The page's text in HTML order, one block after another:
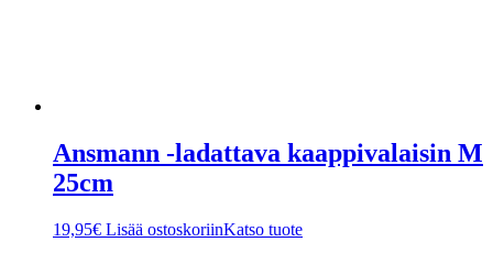
Ansmann -ladattava kaappivalaisin M
25cm
19,95€ Lisää ostoskoriinKatso tuote